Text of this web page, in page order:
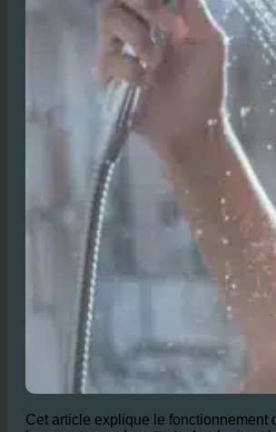
Cet article explique le fonctionnement